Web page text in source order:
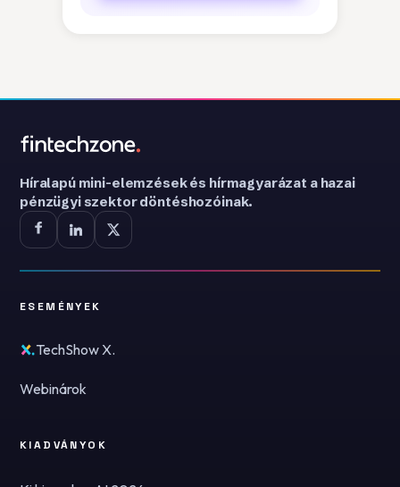
Híralapú mini-elemzések és hírmagyarázat a hazai
pénzügyi szektor döntéshozóinak.
ESEMÉNYEK
TechShow X.
Webinárok
KIADVÁNYOK